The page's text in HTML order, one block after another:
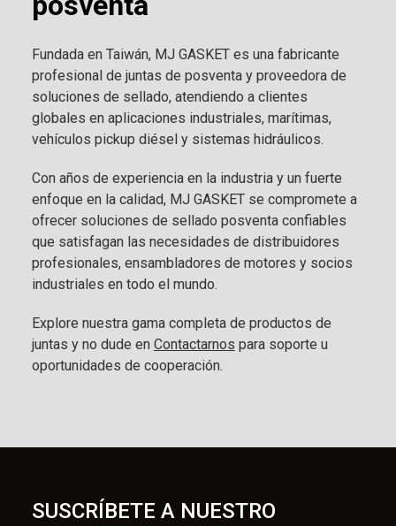
Fundada en Taiwán, MJ GASKET es una fabricante
profesional de juntas de posventa y proveedora de
soluciones de sellado, atendiendo a clientes
globales en aplicaciones industriales, marítimas,
vehículos pickup diésel y sistemas hidráulicos.
Con años de experiencia en la industria y un fuerte
enfoque en la calidad, MJ GASKET se compromete a
ofrecer soluciones de sellado posventa confiables
que satisfagan las necesidades de distribuidores
profesionales, ensambladores de motores y socios
industriales en todo el mundo.
Explore nuestra gama completa de productos de
juntas y no dude en Contactarnos para soporte u
oportunidades de cooperación.
SUSCRÍBETE A NUESTRO